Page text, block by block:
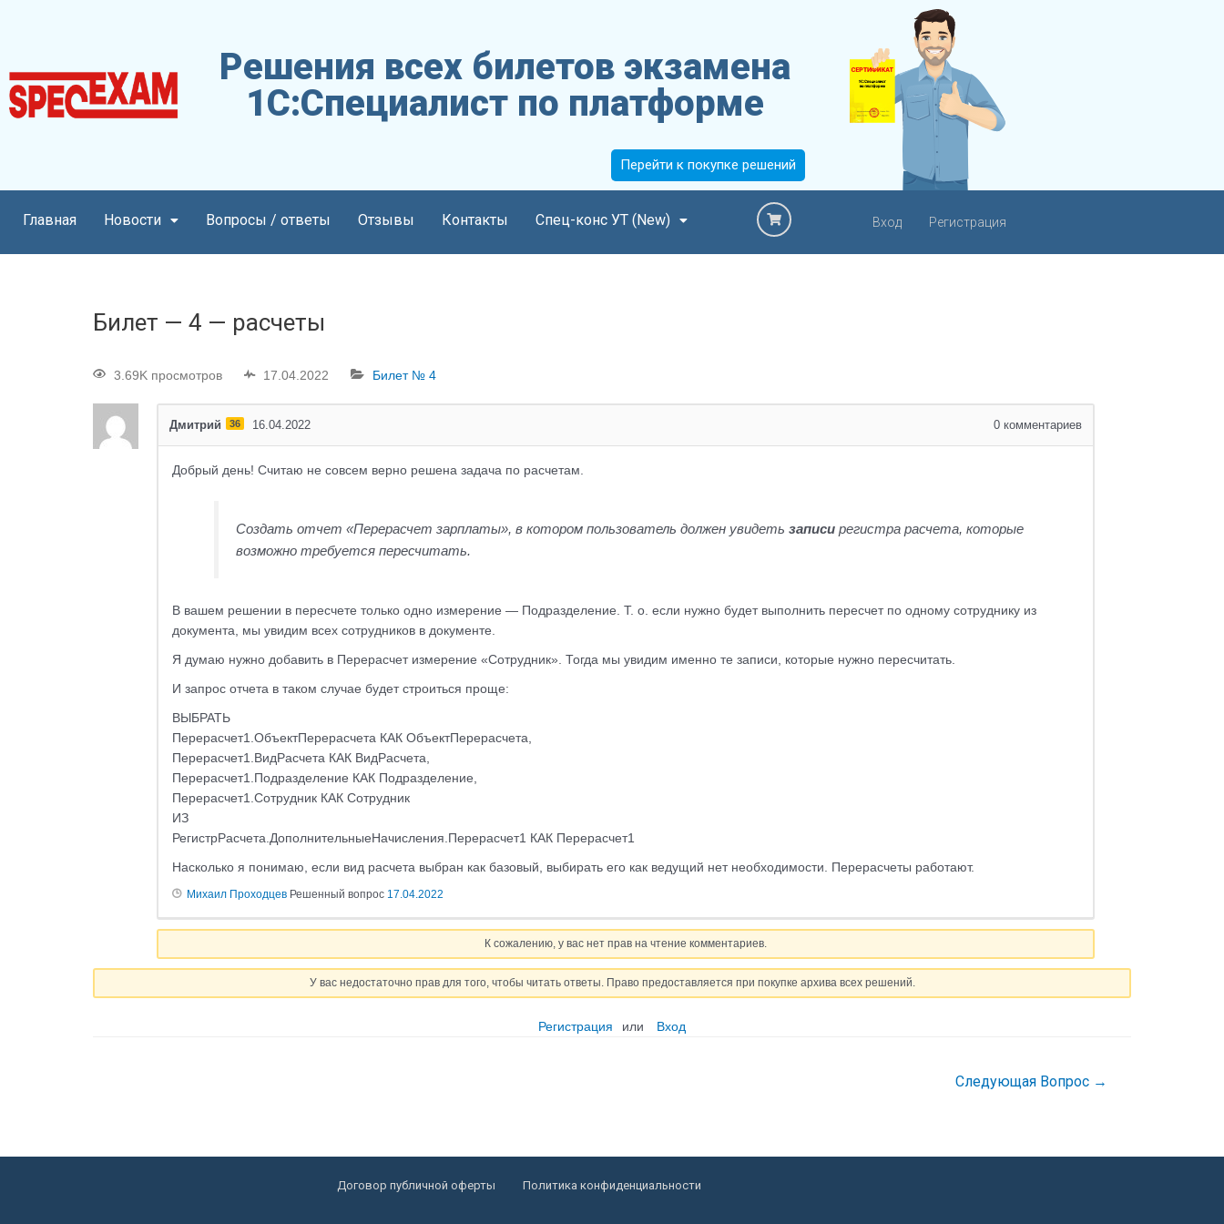
Решения всех билетов экзамена
1С:Специалист по платформе
Перейти к покупке решений
Главная Новости Вопросы / ответы Отзывы Контакты Спец-конс УТ (New) Вход Регистрация
Билет — 4 — расчеты
3.69K просмотров 17.04.2022 Билет № 4
Дмитрий 36 16.04.2022 0 комментариев
Добрый день! Считаю не совсем верно решена задача по расчетам.
Создать отчет «Перерасчет зарплаты», в котором пользователь должен увидеть записирегистра расчета, которые
возможно требуется пересчитать.
В вашем решении в пересчете только одно измерение — Подразделение. Т. о. если нужно будет выполнить пересчет по одному сотруднику из
документа, мы увидим всех сотрудников в документе.
Я думаю нужно добавить в Перерасчет измерение «Сотрудник». Тогда мы увидим именно те записи, которые нужно пересчитать.
И запрос отчета в таком случае будет строиться проще:
ВЫБРАТЬ
Перерасчет1.ОбъектПерерасчета КАК ОбъектПерерасчета,
Перерасчет1.ВидРасчета КАК ВидРасчета,
Перерасчет1.Подразделение КАК Подразделение,
Перерасчет1.Сотрудник КАК Сотрудник
ИЗ
РегистрРасчета.ДополнительныеНачисления.Перерасчет1 КАК Перерасчет1
Насколько я понимаю, если вид расчета выбран как базовый, выбирать его как ведущий нет необходимости. Перерасчеты работают.
Михаил Проходцев Решенный вопрос 17.04.2022
К сожалению, у вас нет прав на чтение комментариев.
У вас недостаточно прав для того, чтобы читать ответы. Право предоставляется при покупке архива всех решений.
Регистрация или Вход
Следующая Вопрос →
Договор публичной оферты Политика конфиденциальности